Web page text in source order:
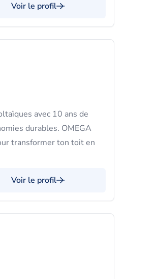
Voir le profil
avec 10 ans de
durables. OMEGA
transformer ton toit en
Voir le profil